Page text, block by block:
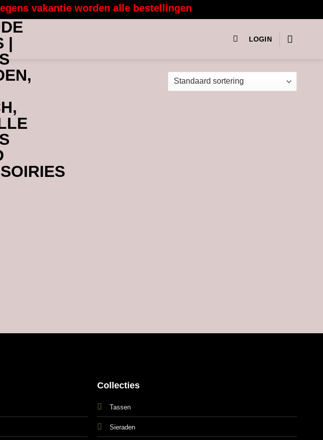
vakantie worden alle bestellingen vanaf 3 augustus weer met
LOGIN
Collecties
Tassen
Sieraden